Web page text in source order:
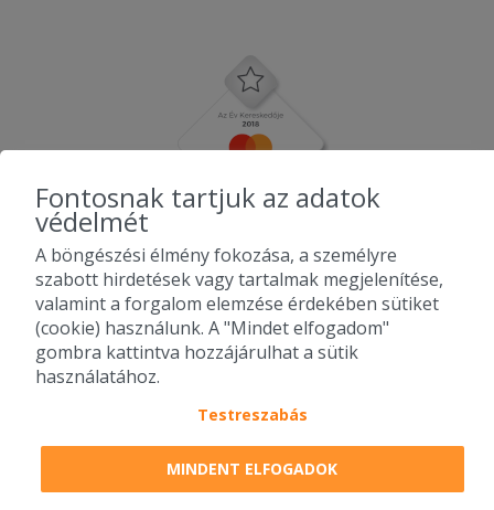
2010-2026 Copyright - Falatozz.hu - Diston-line Kft.
Pizza, gyros, hamburger, menük kedvező áron, egy helyen az összes
étterem ajánlata.
Fontosnak tartjuk az adatok
védelmét
A böngészési élmény fokozása, a személyre
szabott hirdetések vagy tartalmak megjelenítése,
valamint a forgalom elemzése érdekében sütiket
(cookie) használunk. A "Mindet elfogadom"
gombra kattintva hozzájárulhat a sütik
használatához.
Testreszabás
MINDENT ELFOGADOK